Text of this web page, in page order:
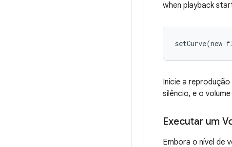
when playback
setCurve(new
Inicie a
silêncio, e o
Executar um
Embora o nível de